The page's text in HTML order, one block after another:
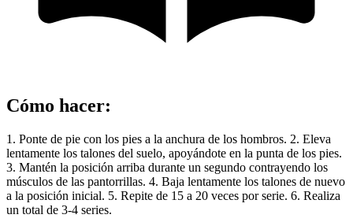
Cómo hacer:
1. Ponte de pie con los pies a la anchura de los hombros. 2. Eleva
lentamente los talones del suelo, apoyándote en la punta de los pies.
3. Mantén la posición arriba durante un segundo contrayendo los
músculos de las pantorrillas. 4. Baja lentamente los talones de nuevo
a la posición inicial. 5. Repite de 15 a 20 veces por serie. 6. Realiza
un total de 3-4 series.